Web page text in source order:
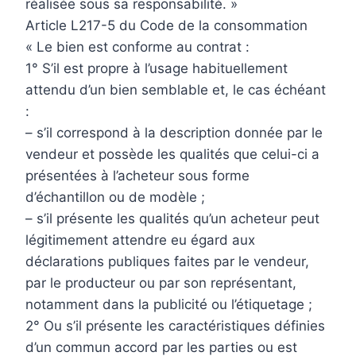
réalisée sous sa responsabilité. »
Article L217-5 du Code de la consommation
« Le bien est conforme au contrat :
1° S’il est propre à l’usage habituellement
attendu d’un bien semblable et, le cas échéant
:
– s’il correspond à la description donnée par le
vendeur et possède les qualités que celui-ci a
présentées à l’acheteur sous forme
d’échantillon ou de modèle ;
– s’il présente les qualités qu’un acheteur peut
légitimement attendre eu égard aux
déclarations publiques faites par le vendeur,
par le producteur ou par son représentant,
notamment dans la publicité ou l’étiquetage ;
2° Ou s’il présente les caractéristiques définies
d’un commun accord par les parties ou est